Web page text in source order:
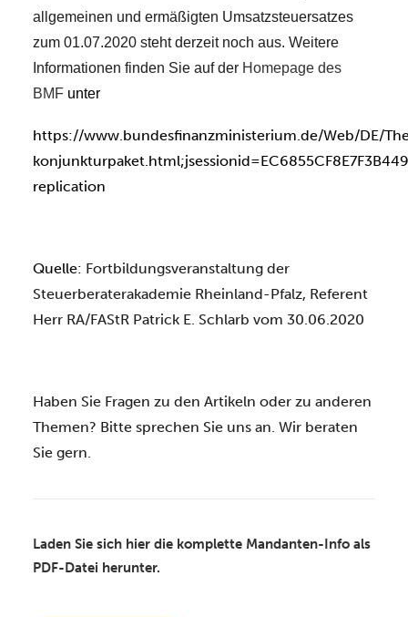
allgemeinen und ermäßigten Umsatzsteuersatzes
zum 01.07.2020 steht derzeit noch aus. Weitere
Informationen finden Sie auf der Homepage des
BMF unter
https://www.bundesfinanzministerium.de/Web/DE/
replication
Quelle: Fortbildungsveranstaltung der
Steuerberaterakademie Rheinland-Pfalz, Referent
Herr RA/FAStR Patrick E. Schlarb vom 30.06.2020
Haben Sie Fragen zu den Artikeln oder zu anderen
Themen? Bitte sprechen Sie uns an. Wir beraten
Sie gern.
Laden Sie sich hier die komplette Mandanten-Info als
PDF-Datei herunter.